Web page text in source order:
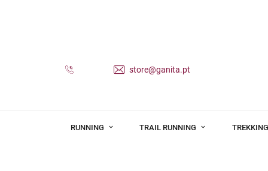
store@ganita.pt
RUNNING TRAIL RUNNING